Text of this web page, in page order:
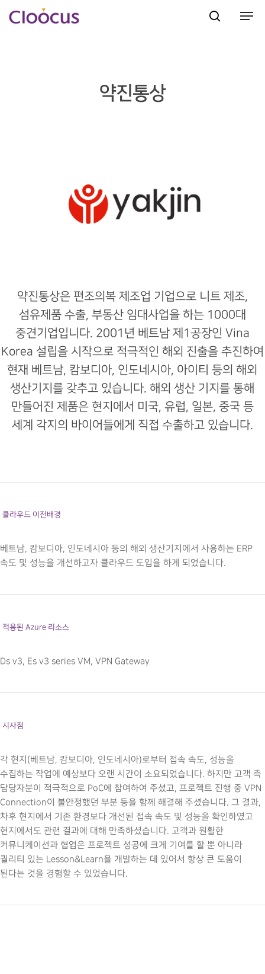
약진통상
약진통상은 편조의복 제조업 기업으로 니트 제조,
섬유제품 수출, 부동산 임대사업을 하는 1000대
중견기업입니다. 2001년 베트남 제1공장인 Vina
Korea 설립을 시작으로 적극적인 해외 진출을 추진하여
현재 베트남, 캄보디아, 인도네시아, 아이티 등의 해외
생산기지를 갖추고 있습니다. 해외 생산 기지를 통해
만들어진 제품은 현지에서 미국, 유럽, 일본, 중국 등
세계 각지의 바이어들에게 직접 수출하고 있습니다.
클라우드 이전배경
베트남, 캄보디아, 인도네시아 등의 해외 생산기지에서 사용하는 ERP
속도 및 성능을 개선하고자 클라우드 도입을 하게 되었습니다.
적용된 Azure 리소스
Ds v3, Es v3 series VM, VPN Gateway
시사점
각 현지(베트남, 캄보디아, 인도네시아)로부터 접속 속도, 성능을
수집하는 작업에 예상보다 오랜 시간이 소요되었습니다. 하지만 고객 측
담당자분이 적극적으로 PoC에 참여하여 주셨고, 프로젝트 진행 중 VPN
Connection이 불안정했던 부분 등을 함께 해결해 주셨습니다. 그 결과,
차후 현지에서 기존 환경보다 개선된 접속 속도 및 성능을 확인하였고
현지에서도 관련 결과에 대해 만족하셨습니다. 고객과 원활한
커뮤니케이션과 협업은 프로젝트 성공에 크게 기여를 할 뿐 아니라
퀄리티 있는 Lesson&Learn을 개발하는 데 있어서 항상 큰 도움이
된다는 것을 경험할 수 있었습니다.